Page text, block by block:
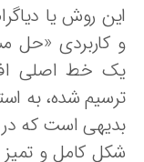
روش یا
کاربردی «حل
خط اصلی
شده، به
است که در
کامل و تمیز